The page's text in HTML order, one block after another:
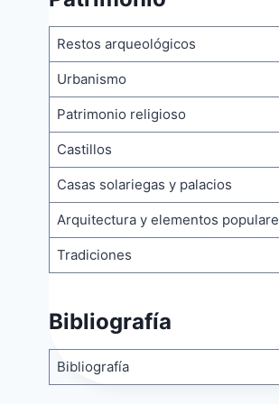
Restos arqueológicos
Urbanismo
Patrimonio religioso
Castillos
Casas solariegas y palacios
Arquitectura y elementos
Tradiciones
Bibliografía
Bibliografía